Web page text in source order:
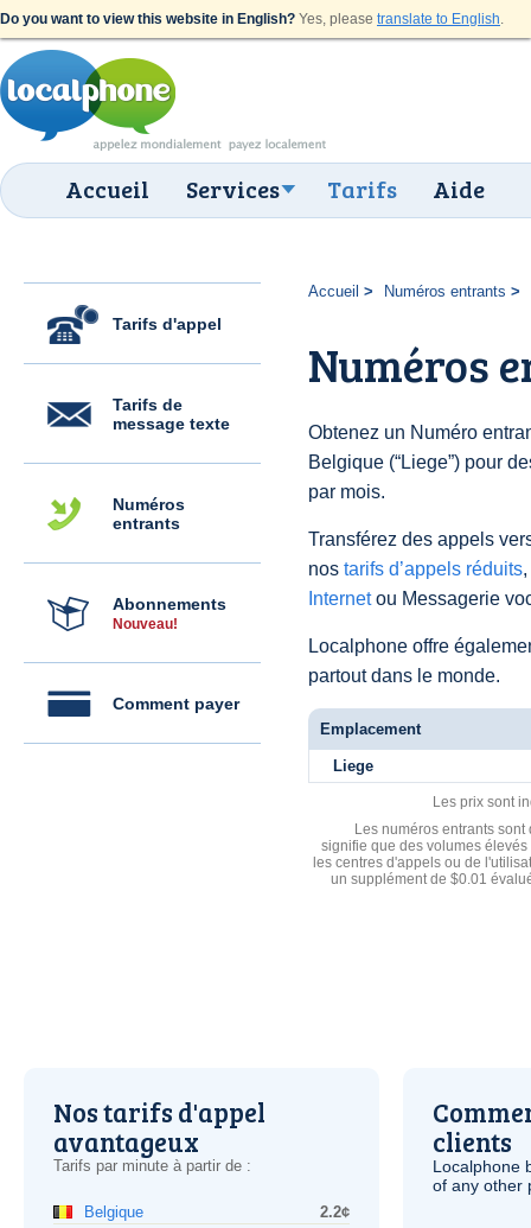
Do you want to view this website in English? Yes, please translate to English.
Accueil Services Tarifs Aide
Tarifs d'appel
Tarifs de
message texte
Numéros
entrants
Abonnements
Nouveau!
Comment payer
Accueil Numéros entrants
Numéros
Obtenez un Numéro
Belgique (“Liege”) pour
par mois.
Transférez des appels
nos tarifs d’appels réduits
Internetou Messagerie
Localphone offre
partout dans le monde.
Emplacement
Liege
Les prix sont
Les numéros entrants
signifie que des volumes
les centres d'appels ou de
un supplément de $0.01
Nos tarifs d'appel
avantageux
Tarifs par minute à partir de :
Belgique
2.2¢
clients
Localphone
of any other